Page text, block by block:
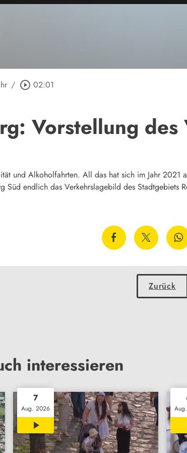
/ play_circle_outline 02:01
Vorstellung
und Alkoholfahrten. All das hat sich im Jahr 2021
Süd endlich das Verkehrslagebild des Stadtgebiets
Zurück
interessieren
7
Aug. 2026
02:02